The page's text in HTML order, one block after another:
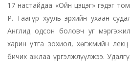
17 настайдаа «Ойн цэцэг» гэдэг
Р. Таагүр хууль эрхийн ухаан
Англид одсон боловч уг
харин утга зохиол, хөгжмийн
бичих ажлаа үргэлжлүүлжээ.